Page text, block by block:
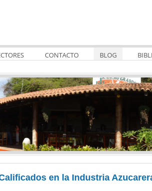
CONTACTO BLOG
en la Industria